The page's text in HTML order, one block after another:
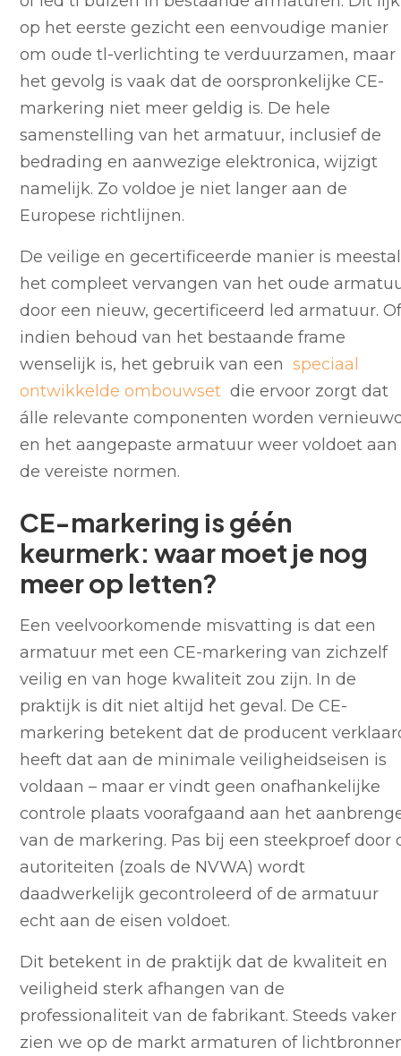
op het eerste gezicht een eenvoudige manier
om oude tl-verlichting te verduurzamen, maar
het gevolg is vaak dat de oorspronkelijke CE-
markering niet meer geldig is. De hele
samenstelling van het armatuur, inclusief de
bedrading en aanwezige elektronica, wijzigt
namelijk. Zo voldoe je niet langer aan de
Europese richtlijnen.
De veilige en gecertificeerde manier is meestal
het compleet vervangen van het oude
door een nieuw, gecertificeerd led armatuur.
indien behoud van het bestaande frame
wenselijk is, het gebruik van een speciaal
ontwikkelde ombouwset die ervoor zorgt dat
álle relevante componenten worden
en het aangepaste armatuur weer voldoet aan
de vereiste normen.
CE-markering is géén
keurmerk: waar moet je nog
meer op letten?
Een veelvoorkomende misvatting is dat een
armatuur met een CE-markering van zichzelf
veilig en van hoge kwaliteit zou zijn. In de
praktijk is dit niet altijd het geval. De CE-
markering betekent dat de producent
heeft dat aan de minimale veiligheidseisen is
voldaan – maar er vindt geen onafhankelijke
controle plaats voorafgaand aan het
van de markering. Pas bij een steekproef door
autoriteiten (zoals de NVWA) wordt
daadwerkelijk gecontroleerd of de armatuur
echt aan de eisen voldoet.
Dit betekent in de praktijk dat de kwaliteit en
veiligheid sterk afhangen van de
professionaliteit van de fabrikant. Steeds vaker
zien we op de markt armaturen of